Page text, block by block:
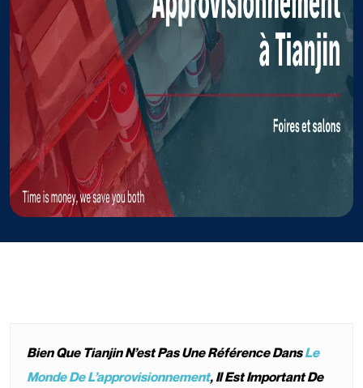
Bien Que Tianjin N’est Pas Une Référence DansLe
Monde De L’approvisionnement, Il Est Important De